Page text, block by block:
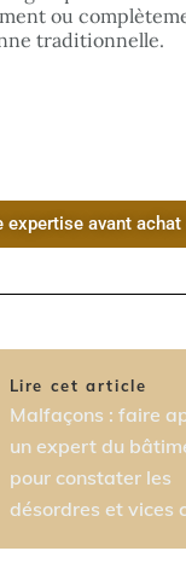
ou
traditionnelle.
expertise avant achat
Lire cet article
Malfaçons : faire
un expert du
pour constater les
désordres et vices